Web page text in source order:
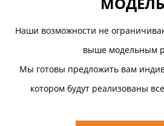
Наши возможности не
выше модельным
Мы готовы предложить вам
котором будут реализованы